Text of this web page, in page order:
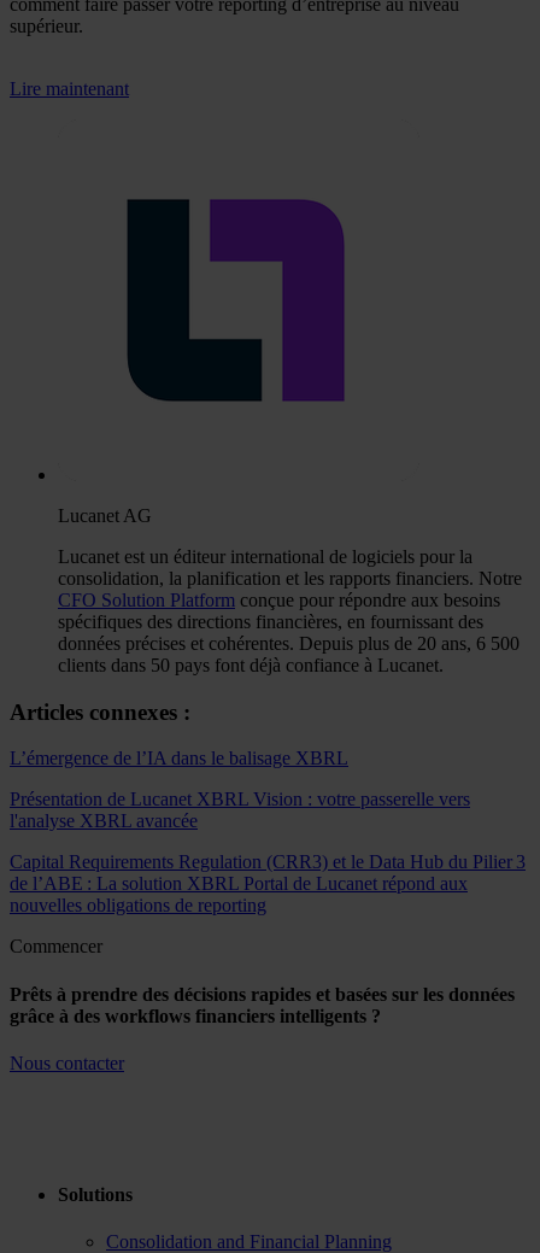
supérieur.
Lire maintenant
Lucanet AG
Lucanet est un éditeur international de logiciels pour la
consolidation, la planification et les rapports financiers. Notre
CFO Solution Platform conçue pour répondre aux besoins
spécifiques des directions financières, en fournissant des
données précises et cohérentes. Depuis plus de 20 ans, 6 500
clients dans 50 pays font déjà confiance à Lucanet.
Articles connexes :
L’émergence de l’IA dans le balisage XBRL
Présentation de Lucanet XBRL Vision : votre passerelle vers
l'analyse XBRL avancée
Capital Requirements Regulation (CRR3) et le Data Hub du Pilier 3
de l’ABE : La solution XBRL Portal de Lucanet répond aux
nouvelles obligations de reporting
Commencer
Prêts à prendre des décisions rapides et basées sur les données
grâce à des workflows financiers intelligents ?
Nous contacter
Solutions
Consolidation and Financial Planning